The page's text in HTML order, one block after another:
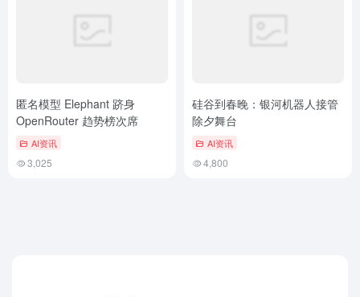
匿名模型 Elephant 跻身
OpenRouter 趋势榜次席
AI资讯
3,025
硅谷到春晚：银河机器人接管
除夕舞台
AI资讯
4,800